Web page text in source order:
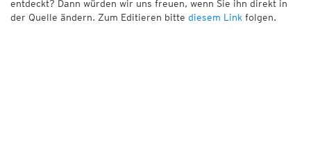
entdeckt? Dann würden wir uns freuen, wenn Sie ihn direkt in
der Quelle ändern. Zum Editieren bitte diesem Link folgen.